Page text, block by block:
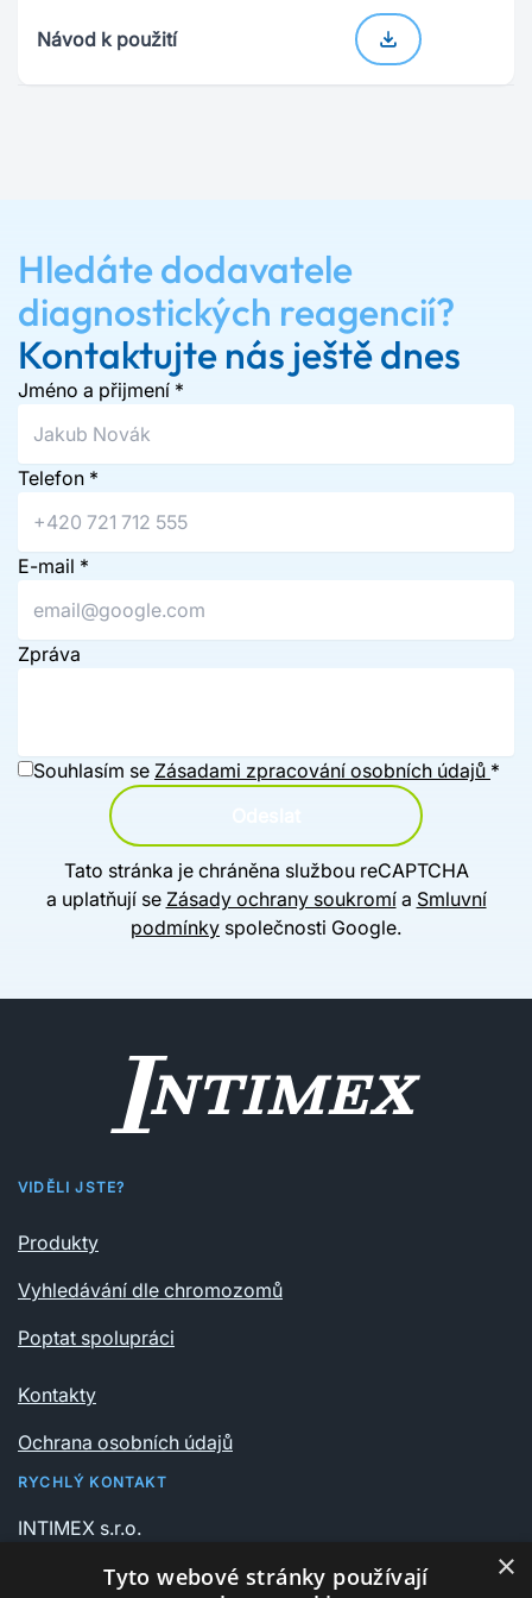
Návod k použití
Hledáte dodavatele
diagnostických reagencií?
Kontaktujte nás ještě dnes
Jméno a přijmení *
Telefon *
E-mail *
Zpráva
Souhlasím se Zásadami zpracování osobních údajů *
Tato stránka je chráněna službou reCAPTCHA
a uplatňují se Zásady ochrany soukromía Smluvní
podmínky společnosti Google.
VIDĚLI JSTE?
Produkty
Vyhledávání dle chromozomů
Poptat spolupráci
Kontakty
Ochrana osobních údajů
RYCHLÝ KONTAKT
INTIMEX s.r.o.
735 06 Karviná – Nové Město
×
Tyto webové stránky používají